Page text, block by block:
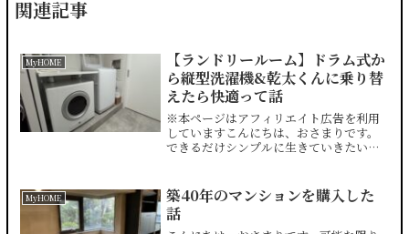
関連記事
MyHOME
【ランドリールーム】ドラム式か
ら縦型洗濯機&乾太くんに乗り替
えたら快適って話
※本ページはアフィリエイト広告を利用
していますこんにちは、おさまりです。
できるだけシンプルに生きていきたいと
り入れたかったのが「乾太くん」。リン
ナイのガス乾燥機です。...
MyHOME
築40年のマンションを購入した
話